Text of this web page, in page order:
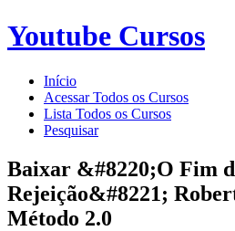
Youtube Cursos
Início
Acessar Todos os Cursos
Lista Todos os Cursos
Pesquisar
Baixar &#8220;O Fim
Rejeição&#8221;
Método 2.0